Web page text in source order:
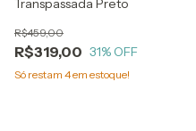
Transpassada Preto
R$319,00
R$459,00
31% OFF
Só restam 4em estoque!